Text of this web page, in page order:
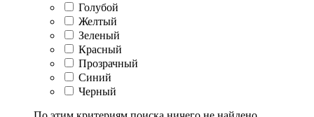
Голубой
Желтый
Зеленый
Красный
Прозрачный
Синий
Черный